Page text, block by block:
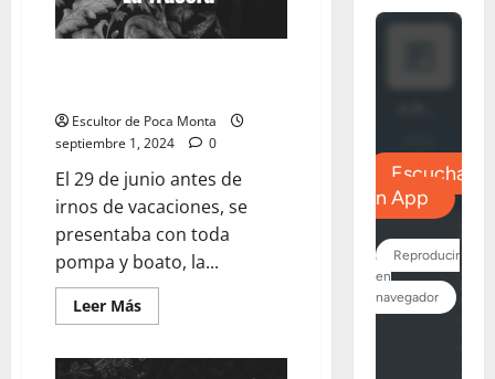
Escultor de Poca Monta
septiembre 1, 2024
0
El 29 de junio antes de
irnos de vacaciones, se
presentaba con toda
pompa y boato, la...
Leer MásLeer
más
LA